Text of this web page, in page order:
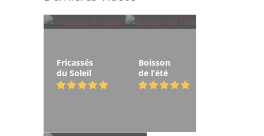
Fricassés
du Soleil
Boisson
de l’été